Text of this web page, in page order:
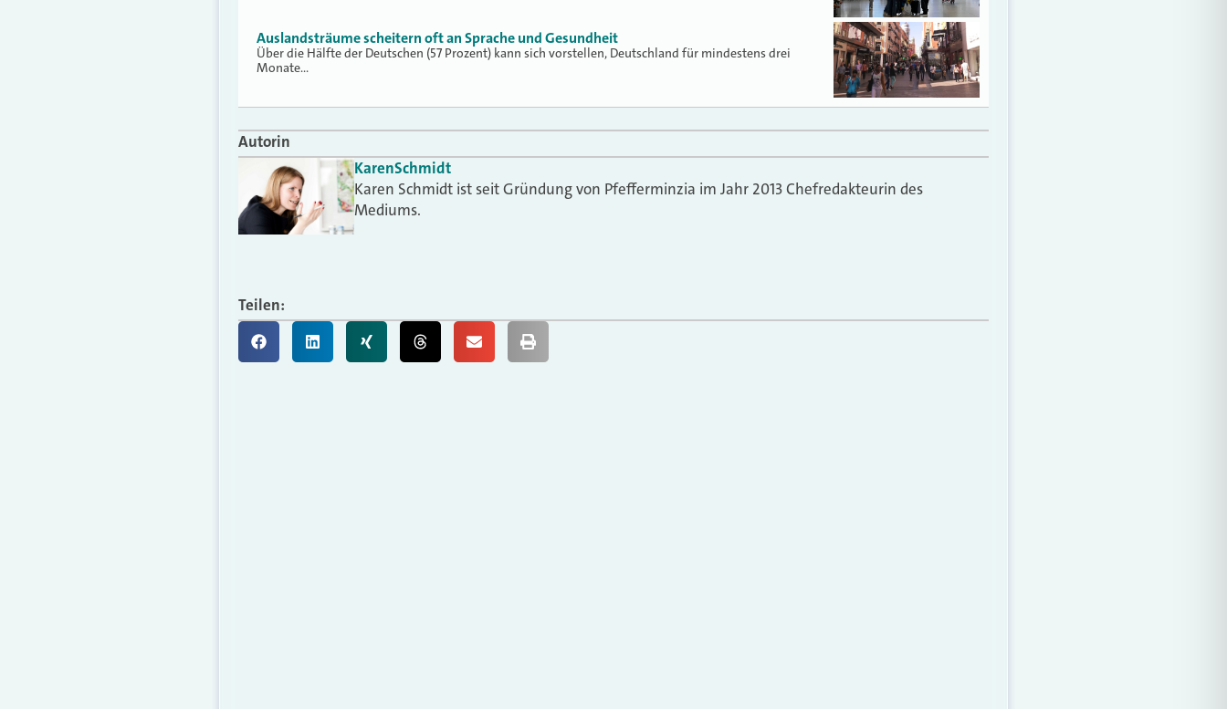
Auslandsträume scheitern oft an Sprache und Gesundheit
Über die Hälfte der Deutschen (57 Prozent) kann sich vorstellen, Deutschland für mindestens drei
Monate…
Autorin
KarenSchmidt
Karen Schmidt ist seit Gründung von Pfefferminzia im Jahr 2013 Chefredakteurin des
Mediums.
Teilen: